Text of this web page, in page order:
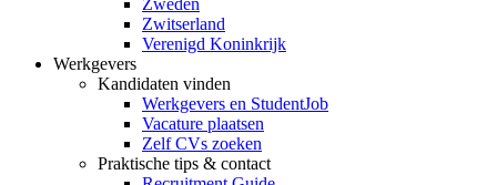
Zweden
Zwitserland
Verenigd Koninkrijk
Werkgevers
Kandidaten vinden
Werkgevers en StudentJob
Vacature plaatsen
Zelf CVs zoeken
Praktische tips & contact